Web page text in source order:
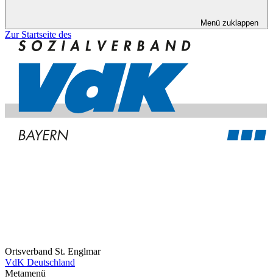
Menü zuklappen
Zur Startseite des
Ortsverband St. Englmar
VdK Deutschland
Metamenü